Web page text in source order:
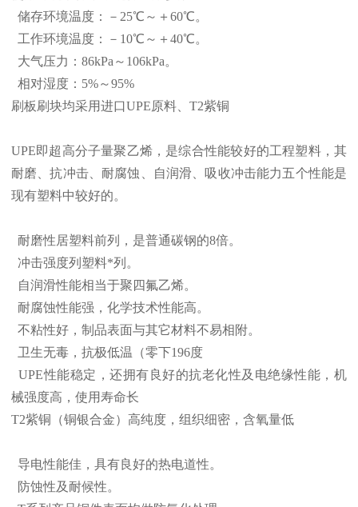
储存环境温度：－25℃～＋60℃。
工作环境温度：－10℃～＋40℃。
大气压力：86kPa～106kPa。
相对湿度：5%～95%
刷板刷块均采用进口UPE原料、T2紫铜
UPE即超高分子量聚乙烯，是综合性能较好的工程塑料，其
耐磨、抗冲击、耐腐蚀、自润滑、吸收冲击能力五个性能是
现有塑料中较好的。
耐磨性居塑料前列，是普通碳钢的8倍。
冲击强度列塑料*列。
自润滑性能相当于聚四氟乙烯。
耐腐蚀性能强，化学技术性能高。
不粘性好，制品表面与其它材料不易相附。
卫生无毒，抗极低温（零下196度
UPE性能稳定，还拥有良好的抗老化性及电绝缘性能，机
械强度高，使用寿命长
T2紫铜（铜银合金）高纯度，组织细密，含氧量低
导电性能佳，具有良好的热电道性。
防蚀性及耐候性。